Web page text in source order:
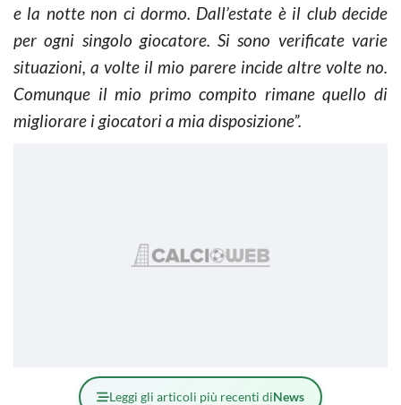
e la notte non ci dormo. Dall’estate è il club decide
per ogni singolo giocatore. Si sono verificate varie
situazioni, a volte il mio parere incide altre volte no.
Comunque il mio primo compito rimane quello di
migliorare i giocatori a mia disposizione”.
Leggi gli articoli più recenti diNews